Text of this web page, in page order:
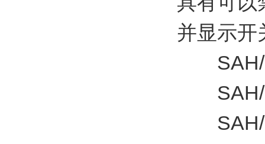
并显示开
SAH/S
SAH/S
SAH/S